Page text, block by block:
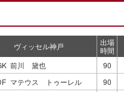
ヴィッセル神戸
出場
時間
前川 黛也 90
マテウス トゥーレル 90